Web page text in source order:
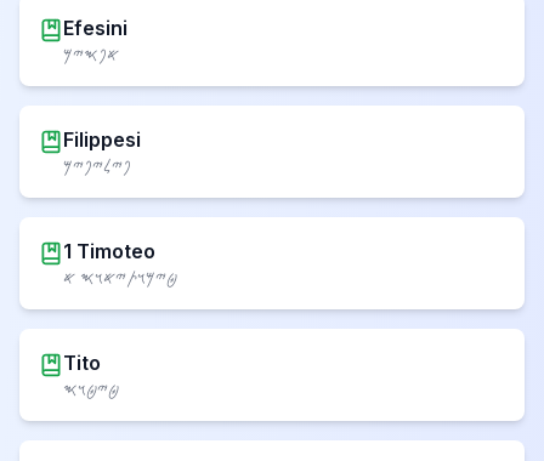
Efesini
𐤀𐤐𐤎𐤉𐤌
Filippesi
𐤐𐤉𐤋𐤉𐤐𐤉𐤌
1 Timoteo
𐤈𐤉𐤌𐤅𐤕𐤉𐤀𐤅𐤎 𐤀
Tito
𐤈𐤉𐤈𐤅𐤎